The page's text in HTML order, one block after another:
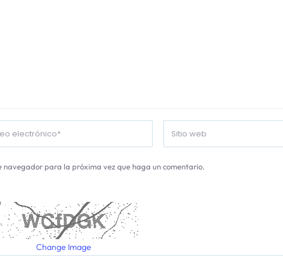
para la próxima vez que haga un comentario.
Change Image